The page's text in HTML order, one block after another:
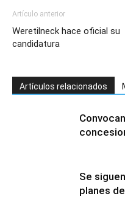
Artículo anterior
Weretilneck hace oficial su
candidatura
Artículos relacionados
Se
planes